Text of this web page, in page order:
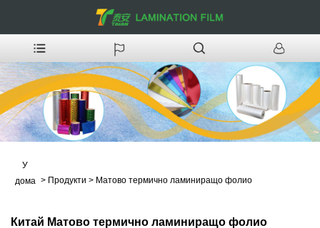
У
дома > Продукти > Матово термично ламиниращо фолио
Китай Матово термично ламиниращо фолио